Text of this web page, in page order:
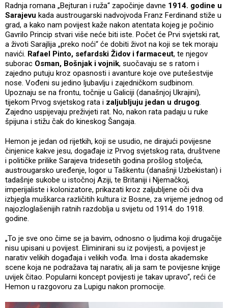
Radnja romana „Bejturan i ruža“ započinje davne 1914. godine u
Sarajevu kada austrougarski nadvojvoda Franz Ferdinand stiže u
grad, a kako nam povijest kaže nakon atentata kojeg je počinio
Gavrilo Princip stvari više neće biti iste. Počet će Prvi svjetski rat,
a životi Sarajlija „preko noći“ će dobiti život na koji se tek moraju
navići. Rafael Pinto, sefardski Židov i farmaceut, te njegov
suborac Osman, Bošnjak i vojnik, suočavaju se s ratom i
zajedno putuju kroz opasnosti i avanture koje ove putešestvije
nose. Vođeni su jedino ljubavlju i zajedničkom sudbinom.
Upoznaju se na frontu, točnije u Galiciji (današnjoj Ukrajini),
tijekom Prvog svjetskog rata i zaljubljuju jedan u drugog.
Zajedno uspijevaju preživjeti rat. No, nakon rata padaju u ruke
špijuna i stižu čak do kineskog Šangaja.
Hemon je jedan od rijetkih, koji se usudio, ne dirajući povijesne
činjenice kakve jesu, događaje iz Prvog svjetskog rata, društvene
i političke prilike Sarajeva tridesetih godina prošlog stoljeća,
austrougarsko uređenje, logor u Taškentu (današnji Uzbekistan) i
tadašnje sukobe u istočnoj Aziji, te Britaniji i Njemačkoj,
imperijaliste i kolonizatore, prikazati kroz zaljubljene oči dva
izbjegla muškarca različitih kultura iz Bosne, za vrijeme jednog od
najozloglašenijih ratnih razdoblja u svijetu od 1914. do 1918.
godine.
„To je sve ono čime se ja bavim, odnosno o ljudima koji drugačije
nisu upisani u povijest. Eliminirani su iz povijesti, a povijest je
narativ velikih događaja i velikih vođa. Ima i dosta akademske
scene koja ne podražava taj narativ, ali ja sam te povijesne knjige
uvijek čitao. Popularni koncept povijesti je takav upravo“, reći će
Hemon u razgovoru za Lupigu nakon promocije.